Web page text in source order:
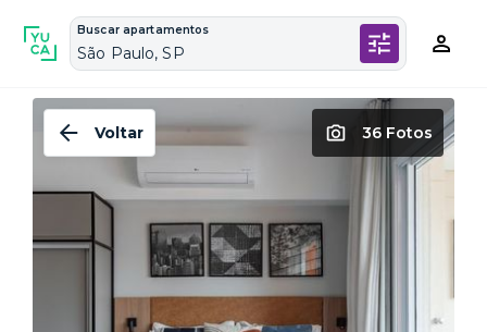
Buscar apartamentos
São Paulo, SP
Voltar 36 Fotos